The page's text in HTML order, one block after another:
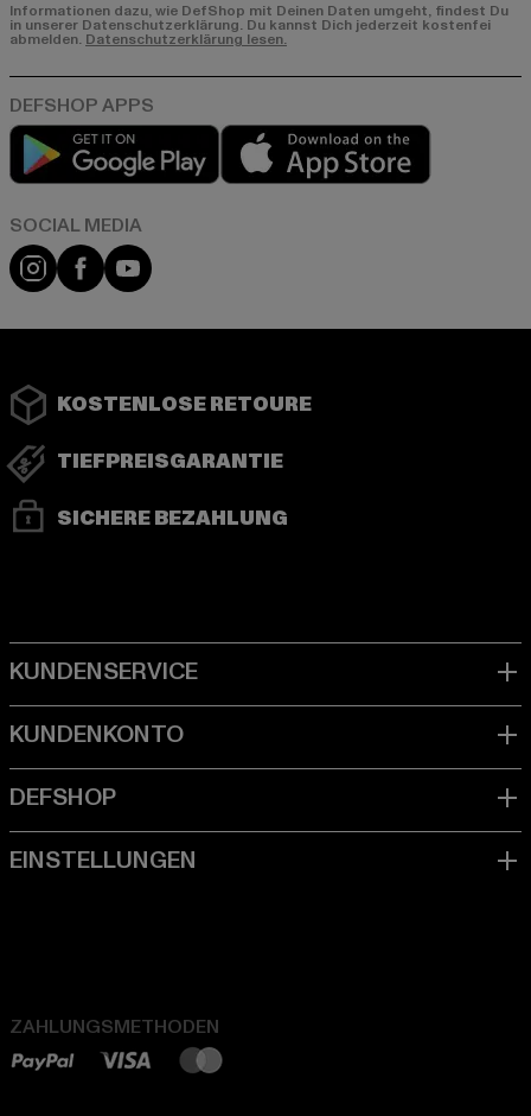
Informationen dazu, wie DefShop mit Deinen Daten umgeht, findest Du
in unserer Datenschutzerklärung. Du kannst Dich jederzeit kostenfei
abmelden. Datenschutzerklärung lesen.
Play market
Instagram
FacebookYouTube
KOSTENLOSE RETOURE
TIEFPREISGARANTIE
SICHERE BEZAHLUNG
ZAHLUNGSMETHODEN